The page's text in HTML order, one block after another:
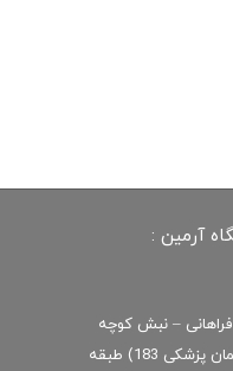
آرمین :
فراهانی – نبش کوچه
هشتم – پلاک 155 (ساختمان پزشکی 183) طبقه